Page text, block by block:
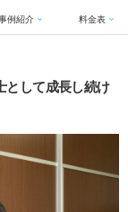
例紹介 料金表
として成長し続け